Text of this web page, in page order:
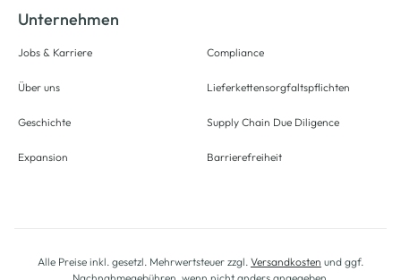
Unternehmen
Jobs & Karriere
Über uns
Geschichte
Expansion
Compliance
Lieferkettensorgfaltspflichten
Supply Chain Due Diligence
Barrierefreiheit
Alle Preise inkl. gesetzl. Mehrwertsteuer zzgl. Versandkosten und ggf.